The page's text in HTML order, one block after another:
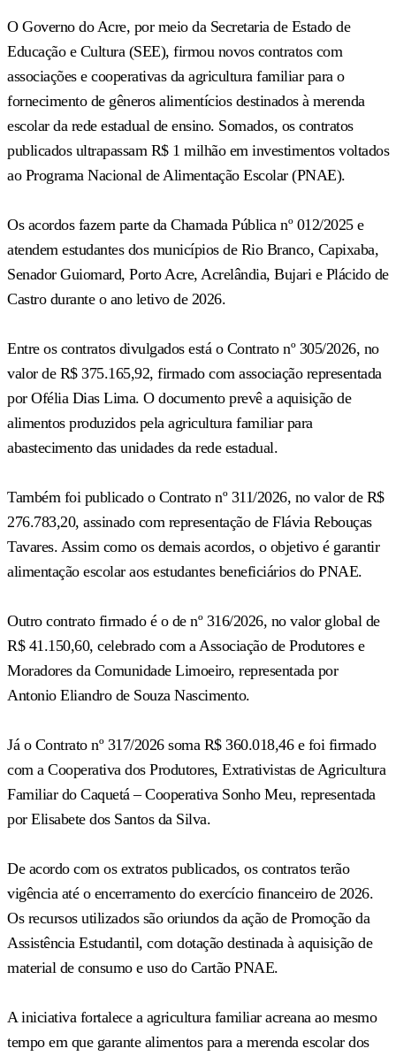
O Governo do Acre, por meio da Secretaria de Estado de
Educação e Cultura (SEE), firmou novos contratos com
associações e cooperativas da agricultura familiar para o
fornecimento de gêneros alimentícios destinados à merenda
escolar da rede estadual de ensino. Somados, os contratos
publicados ultrapassam R$ 1 milhão em investimentos voltados
ao Programa Nacional de Alimentação Escolar (PNAE).
Os acordos fazem parte da Chamada Pública nº 012/2025 e
atendem estudantes dos municípios de Rio Branco, Capixaba,
Senador Guiomard, Porto Acre, Acrelândia, Bujari e Plácido de
Castro durante o ano letivo de 2026.
Entre os contratos divulgados está o Contrato nº 305/2026, no
valor de R$ 375.165,92, firmado com associação representada
por Ofélia Dias Lima. O documento prevê a aquisição de
alimentos produzidos pela agricultura familiar para
abastecimento das unidades da rede estadual.
Também foi publicado o Contrato nº 311/2026, no valor de R$
276.783,20, assinado com representação de Flávia Rebouças
Tavares. Assim como os demais acordos, o objetivo é garantir
alimentação escolar aos estudantes beneficiários do PNAE.
Outro contrato firmado é o de nº 316/2026, no valor global de
R$ 41.150,60, celebrado com a Associação de Produtores e
Moradores da Comunidade Limoeiro, representada por
Antonio Eliandro de Souza Nascimento.
Já o Contrato nº 317/2026 soma R$ 360.018,46 e foi firmado
com a Cooperativa dos Produtores, Extrativistas de Agricultura
Familiar do Caquetá – Cooperativa Sonho Meu, representada
por Elisabete dos Santos da Silva.
De acordo com os extratos publicados, os contratos terão
vigência até o encerramento do exercício financeiro de 2026.
Os recursos utilizados são oriundos da ação de Promoção da
Assistência Estudantil, com dotação destinada à aquisição de
material de consumo e uso do Cartão PNAE.
A iniciativa fortalece a agricultura familiar acreana ao mesmo
tempo em que garante alimentos para a merenda escolar dos